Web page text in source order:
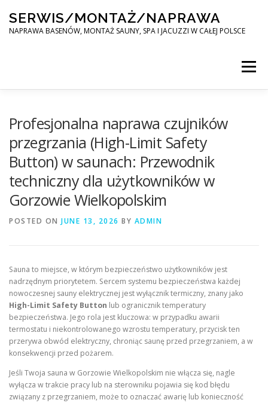
content
SERWIS/MONTAŻ/NAPRAWA
NAPRAWA BASENÓW, MONTAŻ SAUNY, SPA I JACUZZI W CAŁEJ POLSCE
Menu
MONTAŻ SAUNY, SPA, JACUZI W CAŁEJ POLSCE
KONTAKT
Profesjonalna naprawa czujników
przegrzania (High-Limit Safety
Button) w saunach: Przewodnik
techniczny dla użytkowników w
Gorzowie Wielkopolskim
POSTED ON JUNE 13, 2026 BY ADMIN
Sauna to miejsce, w którym bezpieczeństwo użytkowników jest
nadrzędnym priorytetem. Sercem systemu bezpieczeństwa każdej
nowoczesnej sauny elektrycznej jest wyłącznik termiczny, znany jako
High-Limit Safety Button lub ogranicznik temperatury
bezpieczeństwa. Jego rola jest kluczowa: w przypadku awarii
termostatu i niekontrolowanego wzrostu temperatury, przycisk ten
przerywa obwód elektryczny, chroniąc saunę przed przegrzaniem, a w
konsekwencji przed pożarem.
Jeśli Twoja sauna w Gorzowie Wielkopolskim nie włącza się, nagle
wyłącza w trakcie pracy lub na sterowniku pojawia się kod błędu
związany z przegrzaniem, może to oznaczać awarię lub konieczność